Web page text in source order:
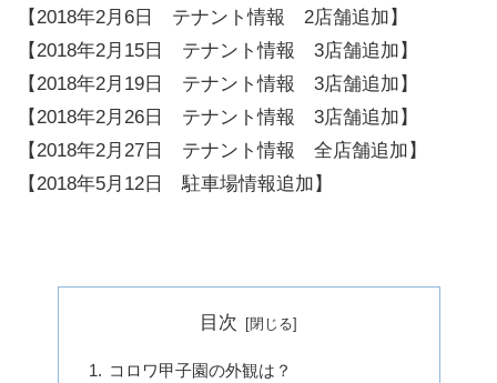
【2018年2月6日 テナント情報 2店舗追加】
【2018年2月15日 テナント情報 3店舗追加】
【2018年2月19日 テナント情報 3店舗追加】
【2018年2月26日 テナント情報 3店舗追加】
【2018年2月27日 テナント情報 全店舗追加】
【2018年5月12日 駐車場情報追加】
目次
コロワ甲子園の外観は？